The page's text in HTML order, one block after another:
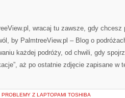
wracaj tu zawsze, gdy
by PalmtreeView.pl – Blog o
każdej podróży, od chwili, gdy
aż po ostatnie zdjęcie zapisane w
PROBLEMY Z LAPTOPAMI TOSHIBA